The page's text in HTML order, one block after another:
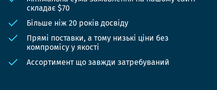
складає $70
Більше ніж 20 років досвіду
Прямі поставки, а тому низькі ціни без
компромісу у якості
Ассортимент що завжди затребуваний